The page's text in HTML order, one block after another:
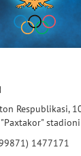
Respublikasi,
"Paxtakor" stadioni
1477171